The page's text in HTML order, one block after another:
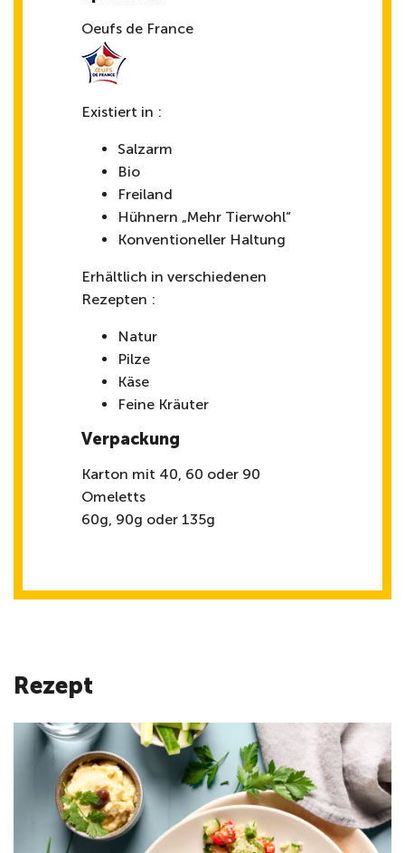
Oeufs de France
Existiert in :
Salzarm
Bio
Freiland
Hühnern „Mehr Tierwohl“
Konventioneller Haltung
Erhältlich in verschiedenen
Rezepten :
Natur
Pilze
Käse
Feine Kräuter
Verpackung
Karton mit 40, 60 oder 90
Omeletts
60g, 90g oder 135g
Rezept